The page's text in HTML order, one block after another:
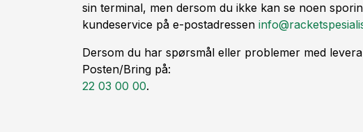
sin terminal, men dersom du ikke kan se noen
kundeservice på e-postadressen
Dersom du har spørsmål eller problemer med
Posten/Bring på:
22 03 00 00.